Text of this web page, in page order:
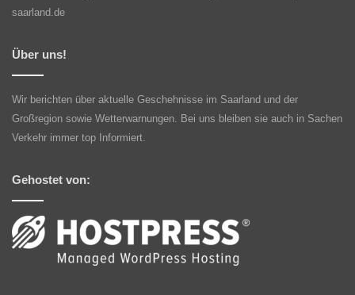
saarland.de
Über uns!
Wir berichten über aktuelle Geschehnisse im Saarland und der
Großregion sowie Wetterwarnungen. Bei uns bleiben sie auch in Sachen
Verkehr immer top Informiert.
Gehostet von: